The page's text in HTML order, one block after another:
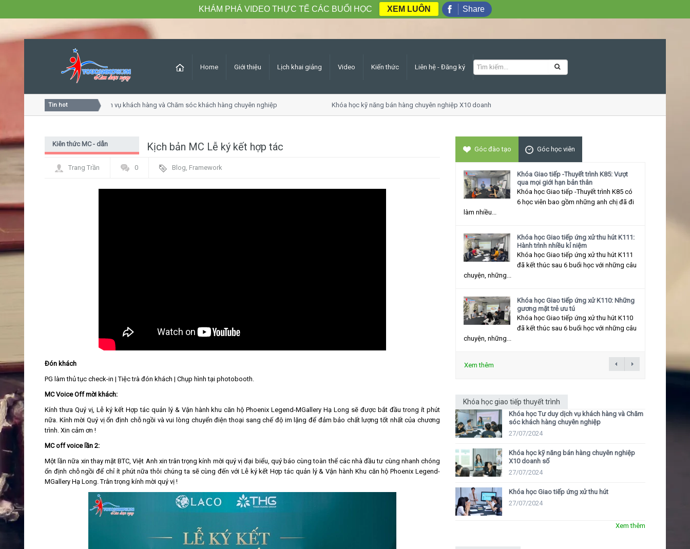
Home Giới thiệu Lịch khai giảng Video Kiến thức Liên hệ - Đăng ký
Tin hot
Khóa học Tư duy dịch vụ khách hàng và Chăm sóc khách hàng chuyên nghiệp Khóa học kỹ năng bán hàng chuyên nghiệp X10 doanh số
Kịch bản MC Lễ ký kết hợp tác
Kiên thức MC - dẫn
Trang Trần
0 Blog, Framework
Đón khách
PG làm thủ tục check-in | Tiệc trà đón khách | Chụp hình tại photobooth.
MC Voice Off mời khách:
Kính thưa Quý vị, Lễ ký kết Hợp tác quản lý & Vận hành khu căn hộ Phoenix Legend-MGallery Hạ Long sẽ được bắt đầu trong ít phút
nữa. Kính mời Quý vị ổn định chỗ ngồi và vui lòng chuyển điện thoại sang chế độ im lặng để đảm bảo chất lượng tốt nhất của chương
trình. Xin cảm ơn !
MC off voice lần 2:
Một lần nữa xin thay mặt BTC, Việt Anh xin trân trọng kính mời quý vị đại biểu, quý báo cùng toàn thể các nhà đầu tư cùng nhanh chóng
ổn định chỗ ngồi để chỉ ít phút nữa thôi chúng ta sẽ cùng đến với Lễ ký kết Hợp tác quản lý & Vận hành Khu căn hộ Phoenix Legend-
MGallery Hạ Long. Trân trọng kính mời quý vị !
Góc đào tạo Góc học viên
Khóa Giao tiếp -Thuyết trình K85: Vượt
qua mọi giới hạn bản thân
Khóa học Giao tiếp -Thuyết trình K85 có
6 học viên bao gồm những anh chị đã đi
làm nhiều...
Khóa học Giao tiếp ứng xử thu hút K111:
Hành trình nhiều kỉ niệm
Khóa học Giao tiếp ứng xử thu hút K111
đã kết thúc sau 6 buổi học với những câu
chuyện, những...
Khóa học Giao tiếp ứng xử K110: Những
gương mặt trẻ ưu tú
Khóa học Giao tiếp ứng xử thu hút K110
đã kết thúc sau 6 buổi học với những câu
chuyện, những...
Xem thêm
Khóa học giao tiếp thuyết trình
Khóa học Tư duy dịch vụ khách hàng và Chăm
sóc khách hàng chuyên nghiệp
27/07/2024
Khóa học kỹ năng bán hàng chuyên nghiệp
X10 doanh số
27/07/2024
Khóa học Giao tiếp ứng xử thu hút
27/07/2024
Xem thêm
KHÁM PHÁ VIDEO THỰC TẾ CÁC BUỔI HỌC XEM LUÔN Share